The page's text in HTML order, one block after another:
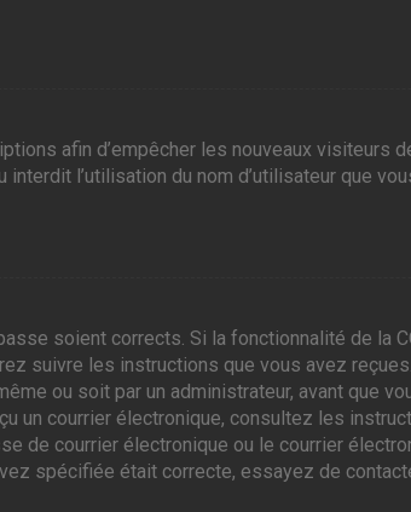
afin d’empêcher les nouveaux visiteurs
l’utilisation du nom d’utilisateur que
soient corrects. Si la fonctionnalité de la
suivre les instructions que vous avez
ou soit par un administrateur, avant que
un courrier électronique, consultez les
de courrier électronique ou le courrier
spécifiée était correcte, essayez de